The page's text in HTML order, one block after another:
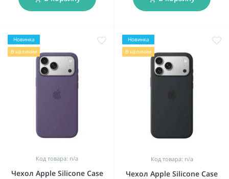
Новинка
В наличии
Код товара: n/a
Чехол Apple Silicone Case
Новинка
В наличии
Код товара: n/a
Чехол Apple Silicone Case